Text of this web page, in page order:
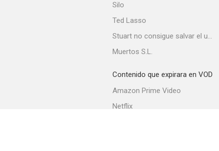
Silo
Ted Lasso
Stuart no consigue salvar el universo
Muertos S.L.
Contenido que expirara en VOD
Amazon Prime Video
Netflix